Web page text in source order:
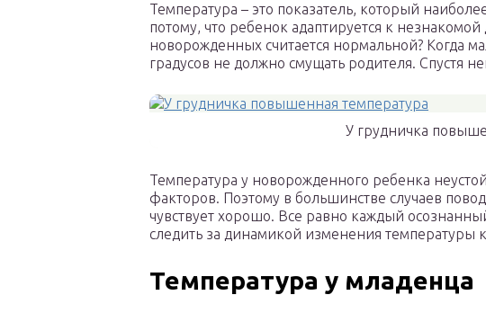
Температура – это показатель, который
потому, что ребенок адаптируется к
новорожденных считается нормальной? Когда
градусов не должно смущать родителя. Спустя
У грудничка
Температура у новорожденного ребенка
факторов. Поэтому в большинстве случаев
чувствует хорошо. Все равно каждый
следить за динамикой изменения температуры
Температура у младенца